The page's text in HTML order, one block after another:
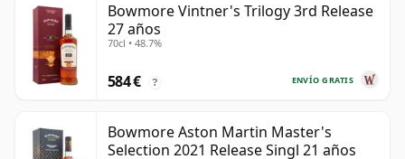
Bowmore Vintner's Trilogy 3rd Release
27 años
70cl • 48.7%
ENVÍO GRATIS
584 € ?
Bowmore Aston Martin Master's
Selection 2021 Release Singl 21 años